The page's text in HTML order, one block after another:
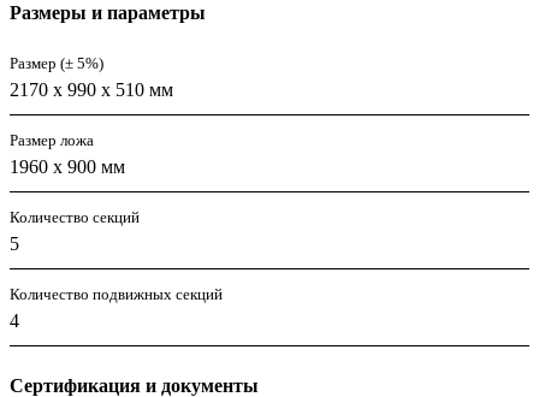
Размеры и параметры
Размер (± 5%)
2170 х 990 х 510 мм
Размер ложа
1960 х 900 мм
Количество секций
5
Количество подвижных секций
4
Сертификация и документы